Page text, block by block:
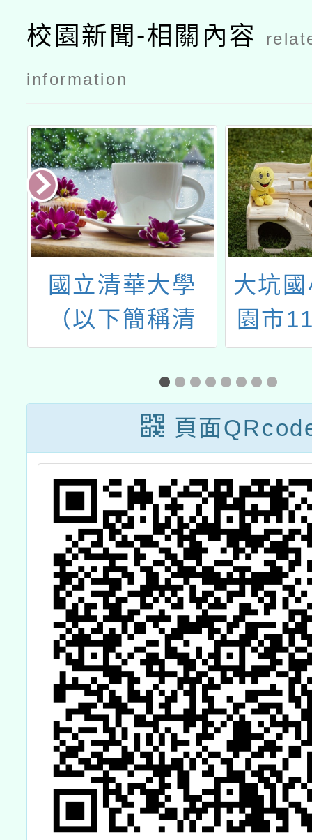
校園新聞-相關內容
information
國立清華大學
（以下簡稱清
大）「115年中
小學雙語教學在
職教師增能學分
班」
大坑
園市
文競
客語
暑期
頁面